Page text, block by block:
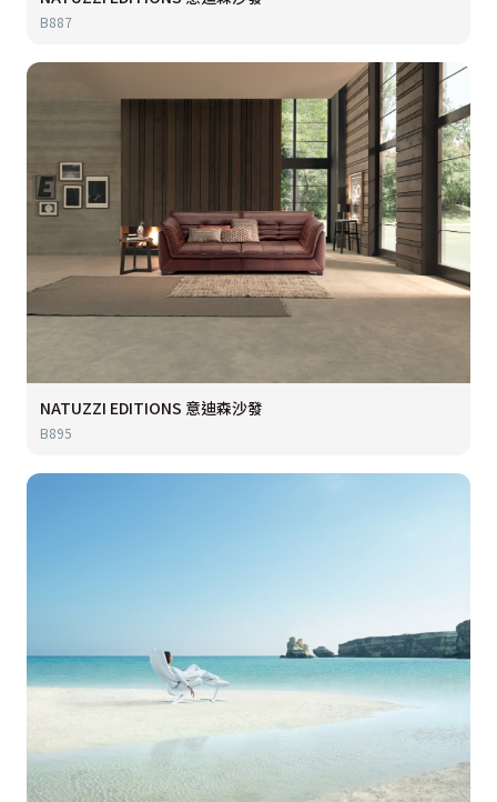
B887
NATUZZI EDITIONS 意迪森沙發
B895